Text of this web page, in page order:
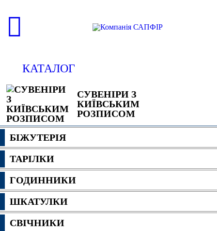
КАТАЛОГ
СУВЕНІРИ З
КИЇВСЬКИМ
РОЗПИСОМ
БІЖУТЕРІЯ
ТАРІЛКИ
ГОДИННИКИ
ШКАТУЛКИ
СВІЧНИКИ